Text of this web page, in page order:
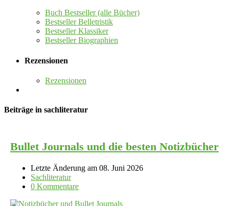
Buch Bestseller (alle Bücher)
Bestseller Belletristik
Bestseller Klassiker
Bestseller Biographien
Rezensionen
Rezensionen
Beiträge in sachliteratur
Bullet Journals und die besten Notizbücher
Letzte Änderung am 08. Juni 2026
Sachliteratur
0 Kommentare